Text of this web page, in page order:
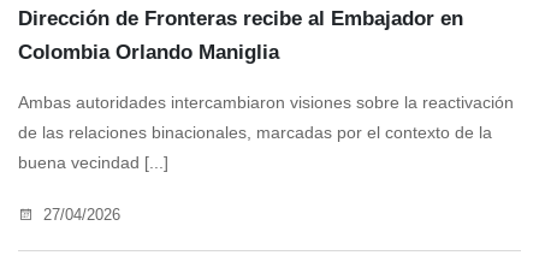
Dirección de Fronteras recibe al Embajador en
Colombia Orlando Maniglia
Ambas autoridades intercambiaron visiones sobre la reactivación
de las relaciones binacionales, marcadas por el contexto de la
buena vecindad [...]
27/04/2026